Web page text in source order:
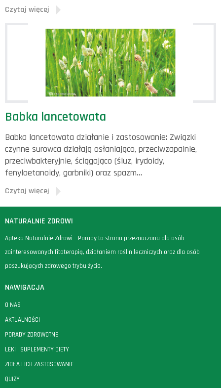
Czytaj więcej
Babka lancetowata
Babka lancetowata działanie i zastosowanie: Związki
czynne surowca działają osłaniająco, przeciwzapalnie,
przeciwbakteryjnie, ściągająco (śluz, irydoidy,
fenyloetanoidy, garbniki) oraz spazm…
Czytaj więcej
NATURALNIE ZDROWI
Apteka Naturalnie Zdrowi – Porady to strona przeznaczona dla osób
zainteresowanych fitoterapią, działaniem roślin leczniczych oraz dla osób
poszukujących zdrowego trybu życia.
NAWIGACJA
O NAS
AKTUALNOŚCI
PORADY ZDROWOTNE
LEKI I SUPLEMENTY DIETY
ZIOŁA I ICH ZASTOSOWANIE
QUIZY